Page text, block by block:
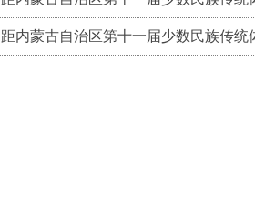
距内蒙古自治区第十一届少数民族传统